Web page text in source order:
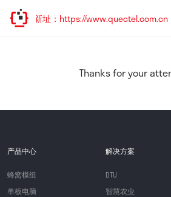
迎访问新址：https://www.quectel.com.cn
Thanks for your
产品中心
蜂窝模组
单板电脑
解决方案
DTU
智慧农业